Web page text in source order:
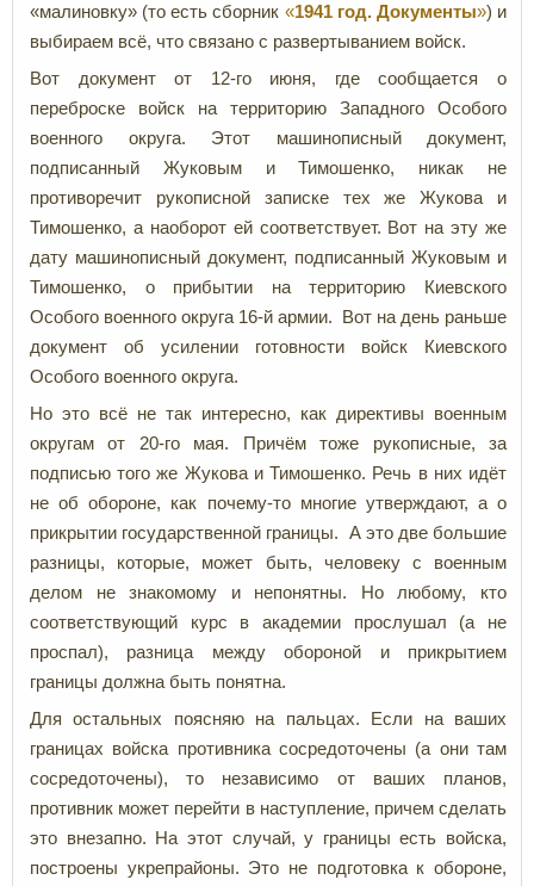
«малиновку» (то есть сборник «1941 год. Документы») и
выбираем всё, что связано с развертыванием войск.
Вот документ от 12-го июня, где сообщается о
переброске войск на территорию Западного Особого
военного округа. Этот машинописный документ,
подписанный Жуковым и Тимошенко, никак не
противоречит рукописной записке тех же Жукова и
Тимошенко, а наоборот ей соответствует. Вот на эту же
дату машинописный документ, подписанный Жуковым и
Тимошенко, о прибытии на территорию Киевского
Особого военного округа 16-й армии. Вот на день раньше
документ об усилении готовности войск Киевского
Особого военного округа.
Но это всё не так интересно, как директивы военным
округам от 20-го мая. Причём тоже рукописные, за
подписью того же Жукова и Тимошенко. Речь в них идёт
не об обороне, как почему-то многие утверждают, а о
прикрытии государственной границы. А это две большие
разницы, которые, может быть, человеку с военным
делом не знакомому и непонятны. Но любому, кто
соответствующий курс в академии прослушал (а не
проспал), разница между обороной и прикрытием
границы должна быть понятна.
Для остальных поясняю на пальцах. Если на ваших
границах войска противника сосредоточены (а они там
сосредоточены), то независимо от ваших планов,
противник может перейти в наступление, причем сделать
это внезапно. На этот случай, у границы есть войска,
построены укрепрайоны. Это не подготовка к обороне,